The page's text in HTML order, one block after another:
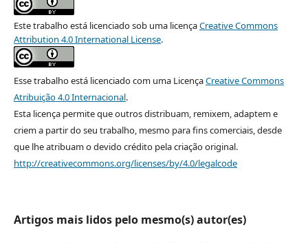
Este trabalho está licenciado sob uma licençaCreative Commons
Attribution 4.0 International License.
Esse trabalho está licenciado com uma LicençaCreative Commons
Atribuição 4.0 Internacional.
Esta licença permite que outros distribuam, remixem, adaptem e
criem a partir do seu trabalho, mesmo para fins comerciais, desde
que lhe atribuam o devido crédito pela criação original.
http://creativecommons.org/licenses/by/4.0/legalcode
Artigos mais lidos pelo mesmo(s) autor(es)